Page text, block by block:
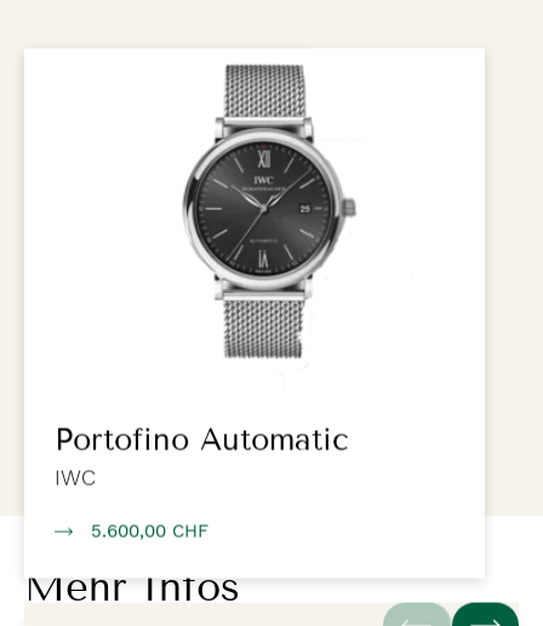
Portofino Automatic
IWC
5.600,00 CHF
Mehr Infos